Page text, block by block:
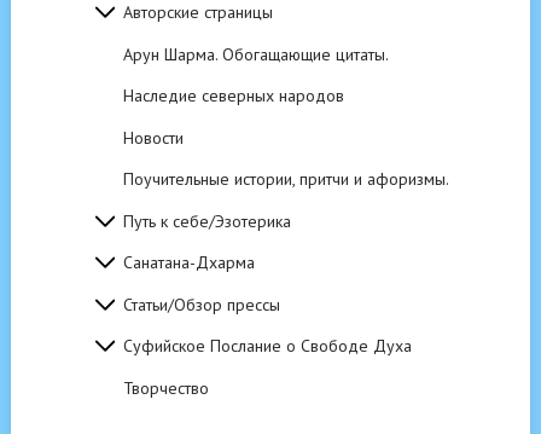
Авторские страницы
Арун Шарма. Обогащающие цитаты.
Наследие северных народов
Новости
Поучительные истории, притчи и афоризмы.
Путь к себе/Эзотерика
Санатана-Дхарма
Статьи/Обзор прессы
Суфийское Послание о Свободе Духа
Творчество